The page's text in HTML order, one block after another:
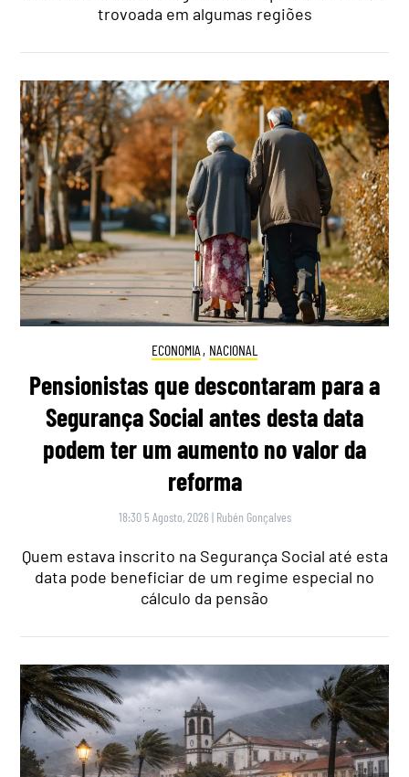
trovoada em algumas regiões
ECONOMIA , NACIONAL
Pensionistas que descontaram para a
Segurança Social antes desta data
podem ter um aumento no valor da
reforma
18:30 5 Agosto, 2026 | Rubén Gonçalves
Quem estava inscrito na Segurança Social até esta
data pode beneficiar de um regime especial no
cálculo da pensão